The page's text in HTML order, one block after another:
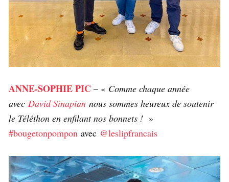
ANNE-SOPHIE PIC – « Comme chaque année
avec David Sinapian nous sommes heureux de soutenir
le Téléthon en enfilant nos bonnets ! »
#bougetonpompon avec @leslipfrancais